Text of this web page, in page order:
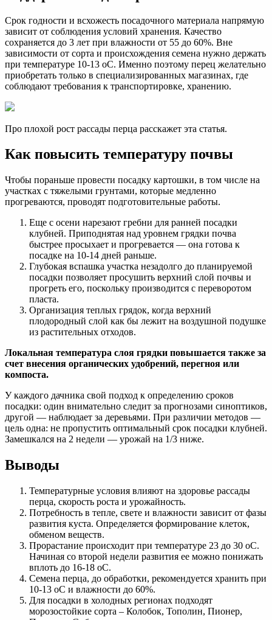
Срок годности и всхожесть посадочного материала напрямую
зависит от соблюдения условий хранения. Качество
сохраняется до 3 лет при влажности от 55 до 60%. Вне
зависимости от сорта и происхождения семена нужно держать
при температуре 10-13 oC. Именно поэтому перец желательно
приобретать только в специализированных магазинах, где
соблюдают требования к транспортировке, хранению.
Про плохой рост рассады перца расскажет эта статья.
Как повысить температуру почвы
Чтобы пораньше провести посадку картошки, в том числе на
участках с тяжелыми грунтами, которые медленно
прогреваются, проводят подготовительные работы.
Еще с осени нарезают гребни для ранней посадки
клубней. Приподнятая над уровнем грядки почва
быстрее просыхает и прогревается — она готова к
посадке на 10-14 дней раньше.
Глубокая вспашка участка незадолго до планируемой
посадки позволяет просушить верхний слой почвы и
прогреть его, поскольку производится с переворотом
пласта.
Организация теплых грядок, когда верхний
плодородный слой как бы лежит на воздушной подушке
из растительных отходов.
Локальная температура слоя грядки повышается также за
счет внесения органических удобрений, перегноя или
компоста.
У каждого дачника свой подход к определению сроков
посадки: один внимательно следит за прогнозами синоптиков,
другой — наблюдает за деревьями. При различии методов —
цель одна: не пропустить оптимальный срок посадки клубней.
Замешкался на 2 недели — урожай на 1/3 ниже.
Выводы
Температурные условия влияют на здоровье рассады
перца, скорость роста и урожайность.
Потребность в тепле, свете и влажности зависит от фазы
развития куста. Определяется формирование клеток,
обменом веществ.
Прорастание происходит при температуре 23 до 30 oC.
Начиная со второй недели развития ее можно понижать
вплоть до 16-18 oC.
Семена перца, до обработки, рекомендуется хранить при
10-13 oC и влажности до 60%.
Для посадки в холодных регионах подходят
морозостойкие сорта – Колобок, Тополин, Пионер,